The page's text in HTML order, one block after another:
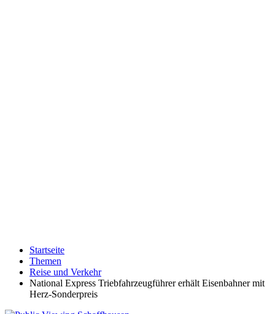
Startseite
Themen
Reise und Verkehr
National Express Triebfahrzeugführer erhält Eisenbahner mit
Herz-Sonderpreis